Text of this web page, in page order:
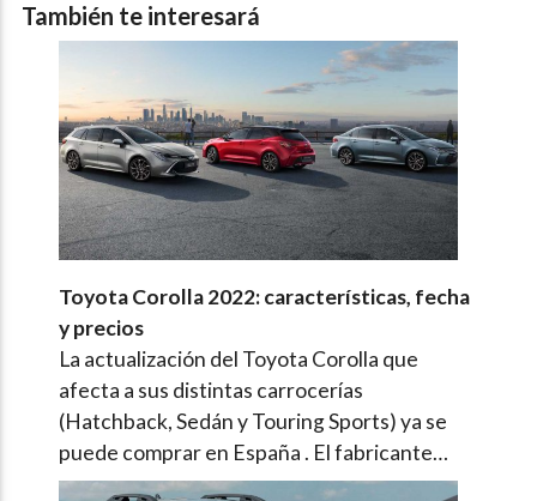
También te interesará
Toyota Corolla 2022: características, fecha
y precios
La actualización del Toyota Corolla que
afecta a sus distintas carrocerías
(Hatchback, Sedán y Touring Sports) ya se
puede comprar en España . El fabricante…